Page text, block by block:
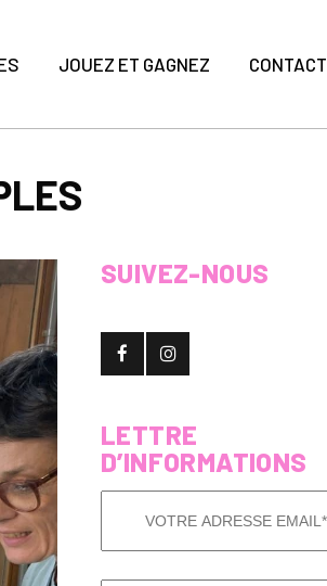
JOUEZ ET GAGNEZ CONTACT
SUIVEZ-NOUS
LETTRE
D’INFORMATIONS